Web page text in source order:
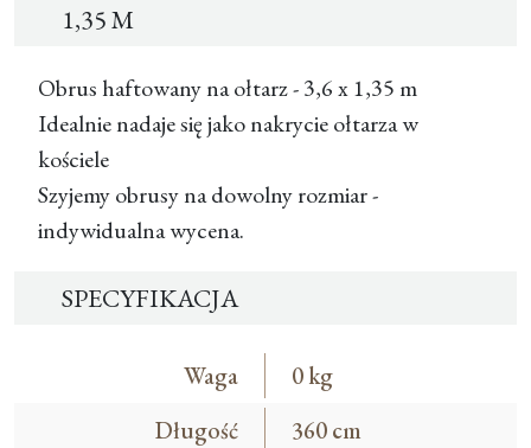
1,35 M
Obrus haftowany na ołtarz - 3,6 x 1,35 m
Idealnie nadaje się jako nakrycie ołtarza w
kościele
Szyjemy obrusy na dowolny rozmiar -
indywidualna wycena.
SPECYFIKACJA
Waga
0 kg
Długość
360 cm